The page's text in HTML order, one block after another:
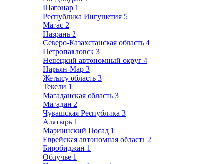
Шагонар 1
Республика Ингушетия 5
Магас 2
Назрань 2
Северо-Казахстанская область 4
Петропавловск 3
Ненецкий автономный округ 4
Нарьян-Мар 3
Жетысу область 3
Текели 1
Магаданская область 3
Магадан 2
Чувашская Республика 3
Алатырь 1
Мариинский Посад 1
Еврейская автономная область 2
Биробиджан 1
Облучье 1